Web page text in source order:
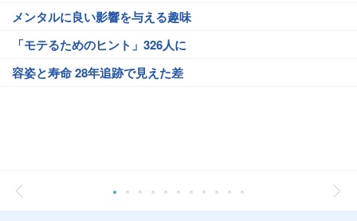
メンタルに良い影響を与える趣味
「モテるためのヒント」326人に
容姿と寿命 28年追跡で見えた差